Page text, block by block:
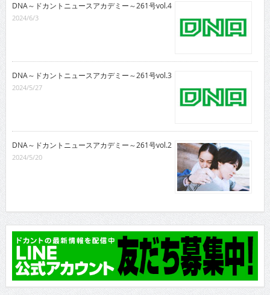
DNA～ドカントニュースアカデミー～261号vol.4
2024/6/3
DNA～ドカントニュースアカデミー～261号vol.3
2024/5/27
DNA～ドカントニュースアカデミー～261号vol.2
2024/5/20